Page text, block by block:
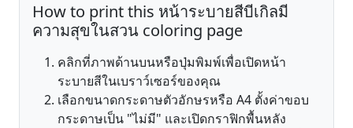
How to print this หน้าระบายสีบีเกิลมี
ความสุขในสวน coloring page
คลิกที่ภาพด้านบนหรือปุ่มพิมพ์เพื่อเปิดหน้า
ระบายสีในเบราว์เซอร์ของคุณ
เลือกขนาดกระดาษตัวอักษรหรือ A4 ตั้งค่าขอบ
กระดาษเป็น "ไม่มี" และเปิดกราฟิกพื้นหลัง